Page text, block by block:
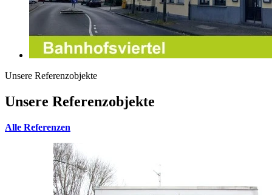
Unsere Referenzobjekte
Unsere Referenzobjekte
Alle Referenzen